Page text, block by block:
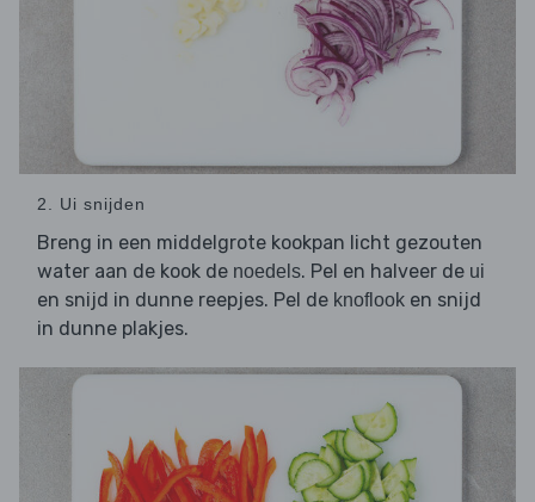
2. Ui snijden
Breng in een middelgrote kookpan licht gezouten
water aan de kook de noedels. Pel en halveer de ui
en snijd in dunne reepjes. Pel de knoflook en snijd
in dunne plakjes.